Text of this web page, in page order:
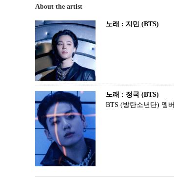
About the artist
노래 : 지민 (BTS)
노래 : 정국 (BTS)
BTS (방탄소년단) 멤버